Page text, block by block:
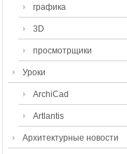
графика
3D
просмотрщики
Уроки
ArchiCad
Artlantis
Архитектурные новости